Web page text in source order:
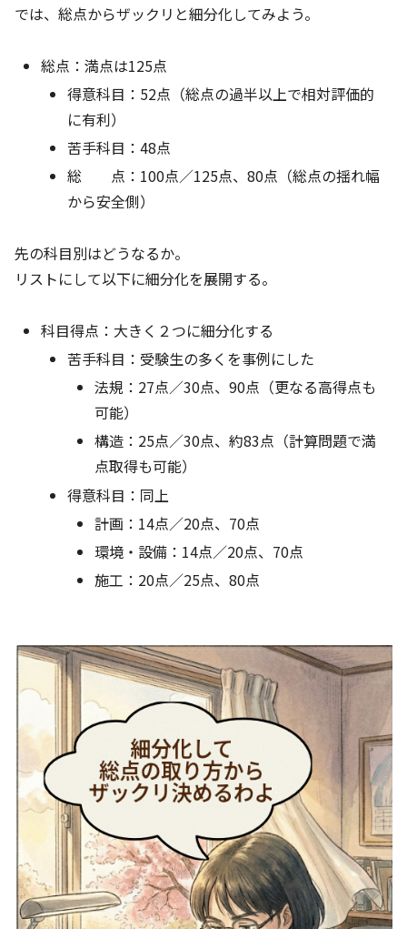
では、総点からザックリと細分化してみよう。
総点：満点は125点
得意科目：52点（総点の過半以上で相対評価的
に有利）
苦手科目：48点
総 点：100点／125点、80点（総点の揺れ幅
から安全側）
先の科目別はどうなるか。
リストにして以下に細分化を展開する。
科目得点：大きく２つに細分化する
苦手科目：受験生の多くを事例にした
法規：27点／30点、90点（更なる高得点も
可能）
構造：25点／30点、約83点（計算問題で満
点取得も可能）
得意科目：同上
計画：14点／20点、70点
環境・設備：14点／20点、70点
施工：20点／25点、80点